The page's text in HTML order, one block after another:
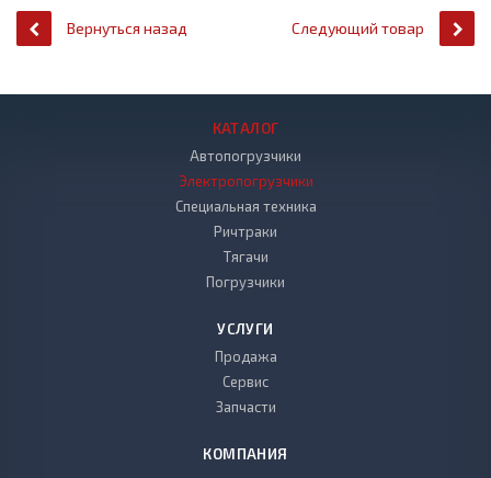
Вернуться назад Следующий товар
КАТАЛОГ
Автопогрузчики
Электропогрузчики
Специальная техника
Ричтраки
Тягачи
Погрузчики
УСЛУГИ
Продажа
Сервис
Запчасти
КОМПАНИЯ